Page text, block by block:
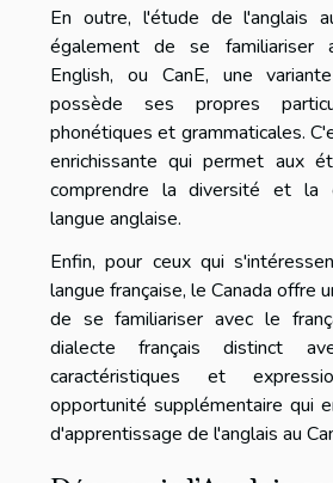
En outre, l'étude de l'anglais
également de se familiariser
English, ou CanE, une
possède ses propres
phonétiques et grammaticales.
enrichissante qui permet aux
comprendre la diversité et la
langue anglaise.
Enfin, pour ceux qui
langue française, le Canada offre
de se familiariser avec le
dialecte français distinct
caractéristiques et
opportunité supplémentaire qui
d'apprentissage de l'anglais au